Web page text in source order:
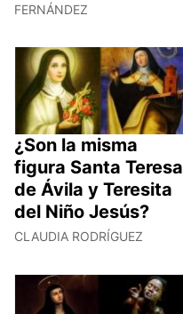
FERNÁNDEZ
¿Son la misma
figura Santa Teresa
de Ávila y Teresita
del Niño Jesús?
CLAUDIA RODRÍGUEZ